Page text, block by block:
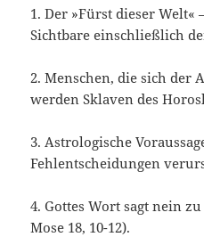
1. Der »Fürst dieser Welt«
Sichtbare einschließlich
2. Menschen, die sich der
werden Sklaven des
3. Astrologische
Fehlentscheidungen
4. Gottes Wort sagt nein
Mose 18, 10-12).